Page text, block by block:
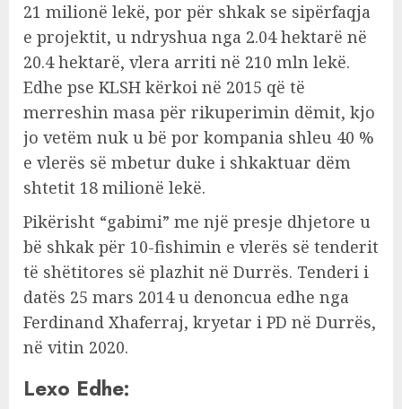
21 milionë lekë, por për shkak se sipërfaqja
e projektit, u ndryshua nga 2.04 hektarë në
20.4 hektarë, vlera arriti në 210 mln lekë.
Edhe pse KLSH kërkoi në 2015 që të
merreshin masa për rikuperimin dëmit, kjo
jo vetëm nuk u bë por kompania shleu 40 %
e vlerës së mbetur duke i shkaktuar dëm
shtetit 18 milionë lekë.
Pikërisht “gabimi” me një presje dhjetore u
bë shkak për 10-fishimin e vlerës së tenderit
të shëtitores së plazhit në Durrës. Tenderi i
datës 25 mars 2014 u denoncua edhe nga
Ferdinand Xhaferraj, kryetar i PD në Durrës,
në vitin 2020.
Lexo Edhe: